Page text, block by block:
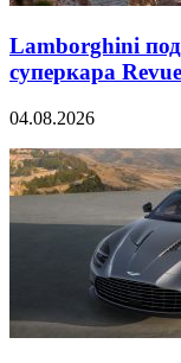
Lamborghini
суперкара
04.08.2026